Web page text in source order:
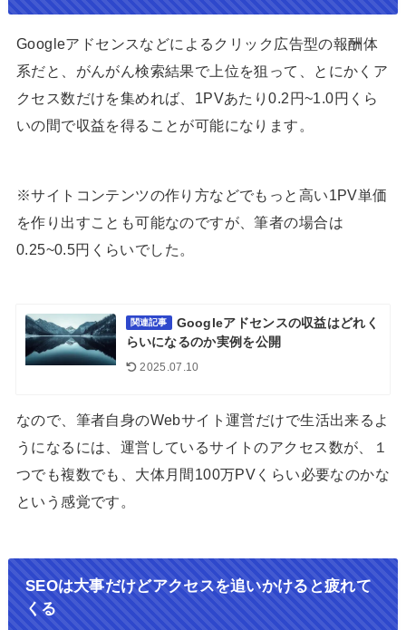
Googleアドセンスなどによるクリック広告型の報酬体
系だと、がんがん検索結果で上位を狙って、とにかくア
クセス数だけを集めれば、1PVあたり0.2円~1.0円くら
いの間で収益を得ることが可能になります。
※サイトコンテンツの作り方などでもっと高い1PV単価
を作り出すことも可能なのですが、筆者の場合は
0.25~0.5円くらいでした。
関連記事
Googleアドセンスの収益はどれく
らいになるのか実例を公開
2025.07.10
なので、筆者自身のWebサイト運営だけで生活出来るよ
うになるには、運営しているサイトのアクセス数が、１
つでも複数でも、大体月間100万PVくらい必要なのかな
という感覚です。
SEOは大事だけどアクセスを追いかけると疲れて
くる